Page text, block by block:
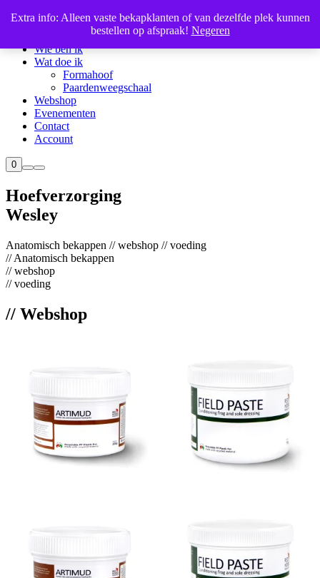
Extra info: Alleen vaste bekapklanten of van dezelfde plek kunnen
bestellen op afspraak! Negeren
Wie ben ik
Wat doe ik
Formahoof
Paardenweegschaal
Webshop
Evenementen
Contact
Account
0Winkel
zijbalkMeerHoofdmenu
Hoefverzorging
Wesley
Anatomisch bekappen //webshop //voeding
//Anatomisch bekappen
//webshop
//voeding
// Webshop